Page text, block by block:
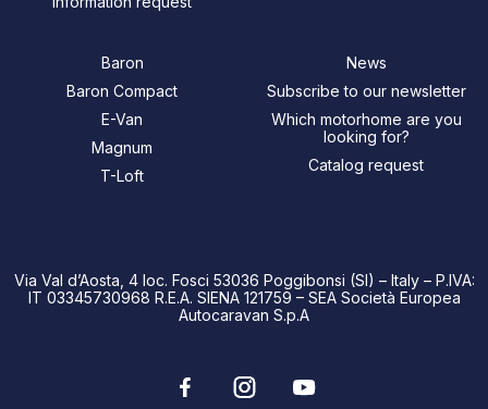
Baron
Baron Compact
E-Van
Magnum
T-Loft
News
Subscribe to our newsletter
Which motorhome are you
looking for?
Catalog request
Via Val d’Aosta, 4 loc. Fosci 53036 Poggibonsi (SI) – Italy – P.IVA:
IT 03345730968 R.E.A. SIENA 121759 – SEA Società Europea
Autocaravan S.p.A